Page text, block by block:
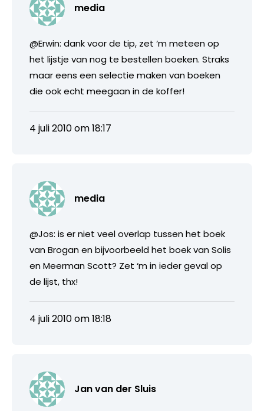
media
@Erwin: dank voor de tip, zet ‘m meteen op
het lijstje van nog te bestellen boeken. Straks
maar eens een selectie maken van boeken
die ook echt meegaan in de koffer!
4 juli 2010 om 18:17
media
@Jos: is er niet veel overlap tussen het boek
van Brogan en bijvoorbeeld het boek van Solis
en Meerman Scott? Zet ‘m in ieder geval op
de lijst, thx!
4 juli 2010 om 18:18
Jan van der Sluis